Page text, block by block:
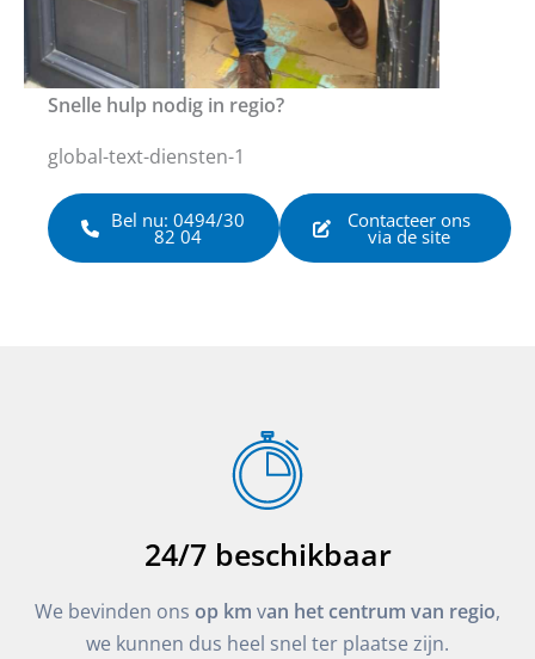
Snelle hulp nodig in regio?
global-text-diensten-1
Bel nu: 0494/30
82 04
Contacteer ons
via de site
24/7 beschikbaar
We bevinden ons op km van het centrum van regio,
we kunnen dus heel snel ter plaatse zijn.